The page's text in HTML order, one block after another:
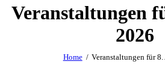
Veranstaltungen
2026
Home Veranstaltungen für